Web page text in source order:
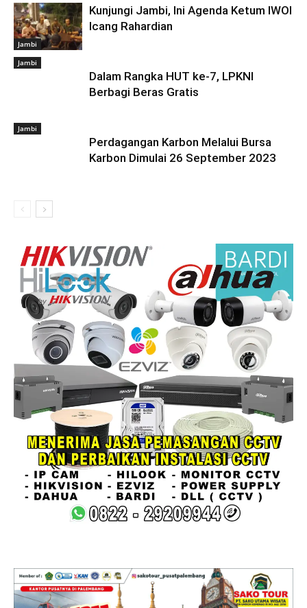
Jambi
Kunjungi Jambi, Ini Agenda Ketum IWOI
Icang Rahardian
Jambi
Dalam Rangka HUT ke-7, LPKNI
Berbagi Beras Gratis
Jambi
Perdagangan Karbon Melalui Bursa
Karbon Dimulai 26 September 2023